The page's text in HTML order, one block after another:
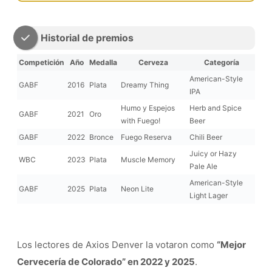
Historial de premios
Competición Año Medalla Cerveza Categoría
GABF 2016 Plata Dreamy Thing
American-Style
IPA
GABF 2021 Oro
Humo y Espejos
with Fuego!
Herb and Spice
Beer
GABF
2022 Bronce Fuego Reserva Chili Beer
WBC 2023 Plata Muscle Memory
Juicy or Hazy
Pale Ale
GABF 2025 Plata Neon Lite
American-Style
Light Lager
Los lectores de Axios Denver la votaron como “Mejor
Cervecería de Colorado” en 2022 y 2025.